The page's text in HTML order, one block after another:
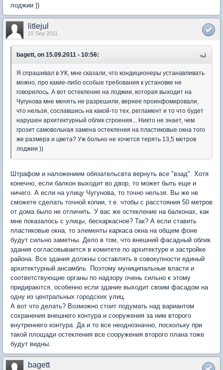
лоджии ))
litlejul
15 Sep 2011
bagett, on 15.09.2011 - 10:56:
Я спрашивал в УК, мне сказали, что кондиционеры устанавливать
можно, про какие-либо особые требования к установке не
говорилось. А вот остекление на лоджии, которая выходит на
Чугунова мне менять не разрешили, вернее проинфомировали,
что нельзя, сославшись на какой-то тех. регламент и то что будет
нарушен архитектурный облик строения... Никто не знает, чем
грозит самовольная замена остекления на пластиковые окна того
же размера и цвета? Уж больно не хочется терять 13,5 метров
лоджии ))
Штрафом и наложением обязательсвта вернуть все "взад". Хотя
конечно, если балкон выходит во двор, то может быть еще и
ничего. А если на улицу Чугунова, то точно нельзя. Вы же не
сможете сделать точной копии, т.е. чтобы с расстояния 50 метров
от дома было не отличить. У вас же остекление на балконах, как
мне показалось с улицы, бескаркасное? Так? А если ставить
пластиковые окна, то элементы каркаса окна на общем фоне
будут сильно заметны. Дело в том, что внешний фасадный облик
здания согласовывается в комитете по архитектуре и застройке
района. Все здания должны составлять в совокупности единый
архитектурный ансамбль. Поэтому муниципальные власти и
соответствующие органы по надзору очень сильно к этому
придираются, особенно если здание выходит своим фасадом на
одну из центральных городских улиц.
А вот что делать? Возможно стоит подумать над вариантом
сохранения внешнего контура и сооружения за ним второго
внутреннего контура. Да и то все неоднозначно, поскольку при
такой площади остекления все сооружения второго плана тоже
будут видны.
bagett